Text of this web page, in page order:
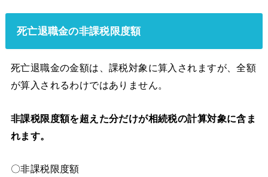
死亡退職金の非課税限度額
死亡退職金の金額は、課税対象に算入されますが、全額
が算入されるわけではありません。
非課税限度額を超えた分だけが相続税の計算対象に含ま
れます。
〇非課税限度額